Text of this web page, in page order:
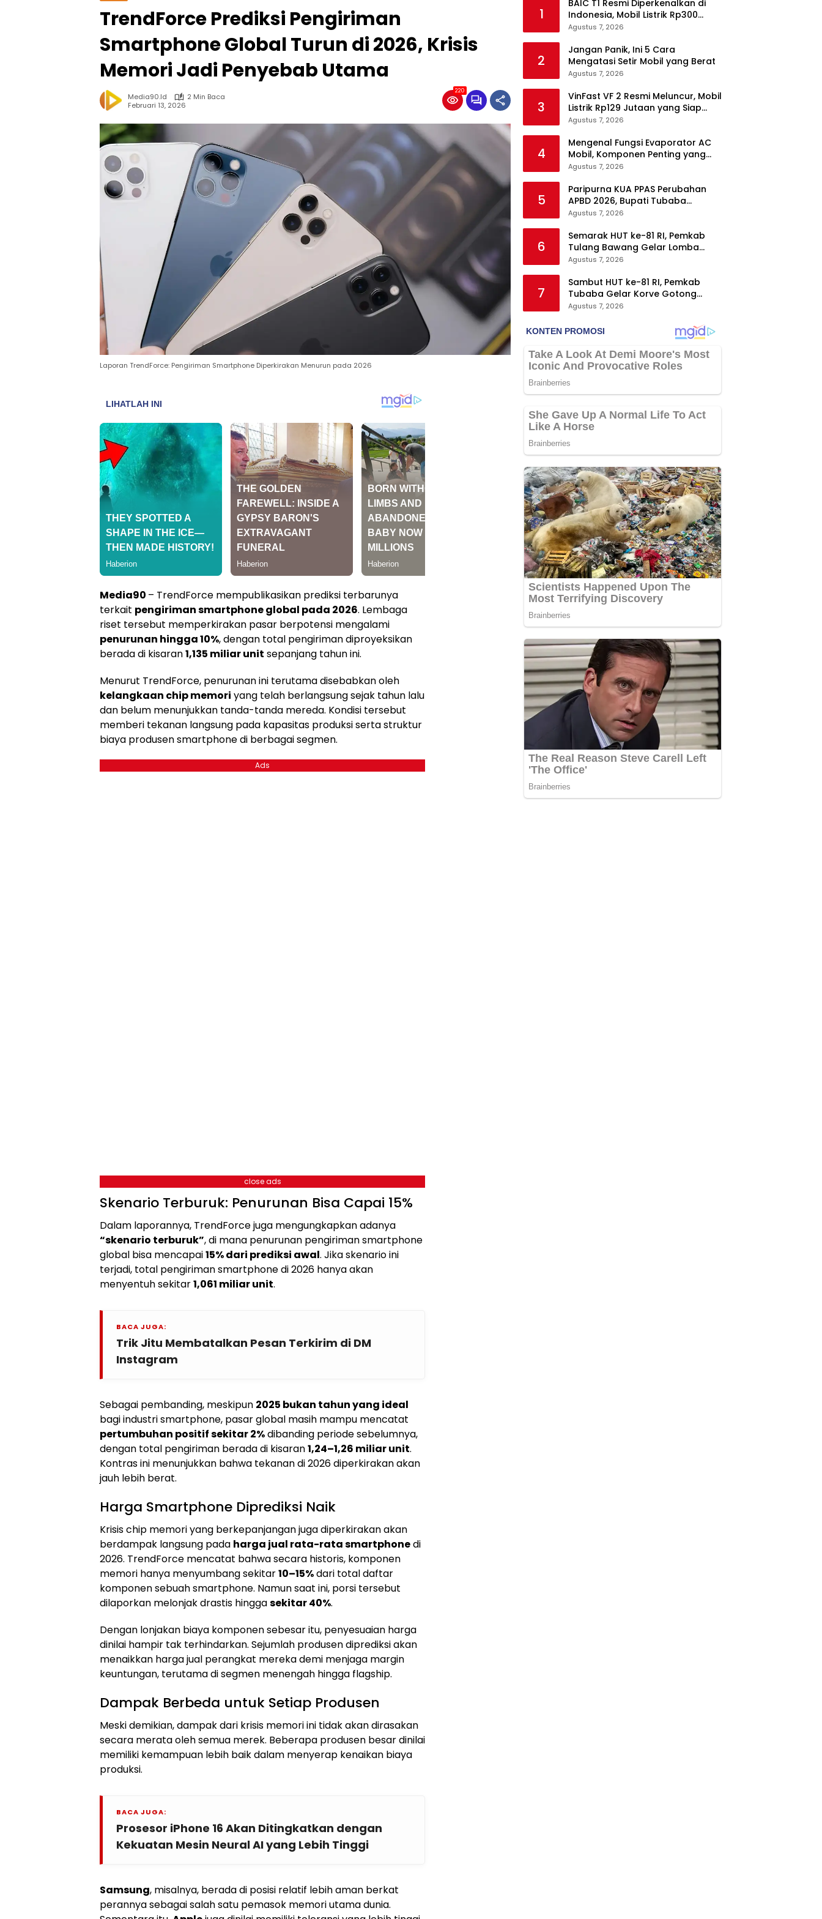
TrendForce Prediksi Pengiriman
Smartphone Global Turun di 2026, Krisis
Memori Jadi Penyebab Utama
Media90.id
2 Min Baca
Februari 13, 2026
220
Laporan TrendForce: Pengiriman Smartphone Diperkirakan Menurun pada 2026
Media90 – TrendForce mempublikasikan prediksi terbarunya
terkait pengiriman smartphone global pada 2026. Lembaga
riset tersebut memperkirakan pasar berpotensi mengalami
penurunan hingga 10%, dengan total pengiriman diproyeksikan
berada di kisaran1,135 miliar unit sepanjang tahun ini.
Menurut TrendForce, penurunan ini terutama disebabkan oleh
kelangkaan chip memori yang telah berlangsung sejak tahun lalu
dan belum menunjukkan tanda-tanda mereda. Kondisi tersebut
memberi tekanan langsung pada kapasitas produksi serta struktur
biaya produsen smartphone di berbagai segmen.
Ads
close ads
Skenario Terburuk: Penurunan Bisa Capai 15%
Dalam laporannya, TrendForce juga mengungkapkan adanya
“skenario terburuk”, di mana penurunan pengiriman smartphone
global bisa mencapai15% dari prediksi awal. Jika skenario ini
terjadi, total pengiriman smartphone di 2026 hanya akan
menyentuh sekitar1,061 miliar unit.
BACA JUGA:
Trik Jitu Membatalkan Pesan Terkirim di DM
Instagram
Sebagai pembanding, meskipun 2025 bukan tahun yang ideal
bagi industri smartphone, pasar global masih mampu mencatat
pertumbuhan positif sekitar 2%dibanding periode sebelumnya,
dengan total pengiriman berada di kisaran1,24–1,26 miliar unit.
Kontras ini menunjukkan bahwa tekanan di 2026 diperkirakan akan
jauh lebih berat.
Harga Smartphone Diprediksi Naik
Krisis chip memori yang berkepanjangan juga diperkirakan akan
berdampak langsung pada harga jual rata-rata smartphonedi
2026. TrendForce mencatat bahwa secara historis, komponen
memori hanya menyumbang sekitar10–15%dari total daftar
komponen sebuah smartphone. Namun saat ini, porsi tersebut
dilaporkan melonjak drastis hinggasekitar 40%.
Dengan lonjakan biaya komponen sebesar itu, penyesuaian harga
dinilai hampir tak terhindarkan. Sejumlah produsen diprediksi akan
menaikkan harga jual perangkat mereka demi menjaga margin
keuntungan, terutama di segmen menengah hingga flagship.
Dampak Berbeda untuk Setiap Produsen
Meski demikian, dampak dari krisis memori ini tidak akan dirasakan
secara merata oleh semua merek. Beberapa produsen besar dinilai
memiliki kemampuan lebih baik dalam menyerap kenaikan biaya
produksi.
BACA JUGA:
Prosesor iPhone 16 Akan Ditingkatkan dengan
Kekuatan Mesin Neural AI yang Lebih Tinggi
Samsung, misalnya, berada di posisi relatif lebih aman berkat
perannya sebagai salah satu pemasok memori utama dunia.
1
BAIC T1 Resmi Diperkenalkan di
Indonesia, Mobil Listrik Rp300
Jutaan Siap Ramaikan Pasar EV
Agustus 7, 2026
2
Jangan Panik, Ini 5 Cara
Mengatasi Setir Mobil yang Berat
Agustus 7, 2026
3
VinFast VF 2 Resmi Meluncur, Mobil
Listrik Rp129 Jutaan yang Siap
Jadi Alternatif Pengganti Motor
Agustus 7, 2026
4
Mengenal Fungsi Evaporator AC
Mobil, Komponen Penting yang
Sering Terlupakan
Agustus 7, 2026
5
Paripurna KUA PPAS Perubahan
APBD 2026, Bupati Tubaba
Targetkan Pendapatan Daerah
Agustus 7, 2026
6
Semarak HUT ke-81 RI, Pemkab
Tulang Bawang Gelar Lomba
Senam Udang Manis
Agustus 7, 2026
7
Sambut HUT ke-81 RI, Pemkab
Tubaba Gelar Korve Gotong
Royong dan Bersih-Bersih
Agustus 7, 2026